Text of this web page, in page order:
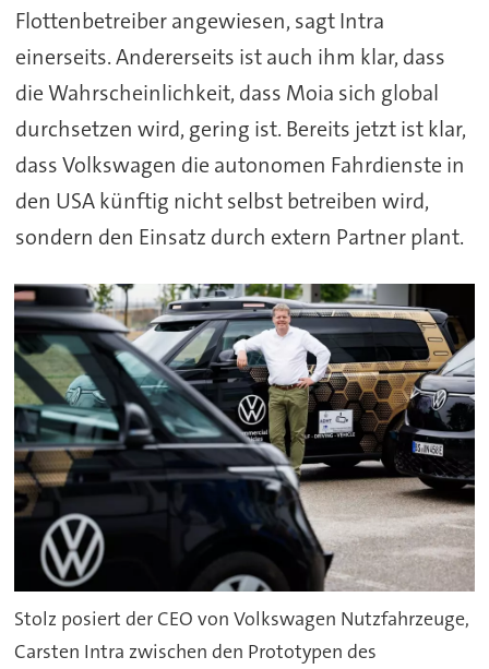
Flottenbetreiber angewiesen, sagt Intra
einerseits. Andererseits ist auch ihm klar, dass
die Wahrscheinlichkeit, dass Moia sich global
durchsetzen wird, gering ist. Bereits jetzt ist klar,
dass Volkswagen die autonomen Fahrdienste in
den USA künftig nicht selbst betreiben wird,
sondern den Einsatz durch extern Partner plant.
Stolz posiert der CEO von Volkswagen Nutzfahrzeuge,
Carsten Intra zwischen den Prototypen des